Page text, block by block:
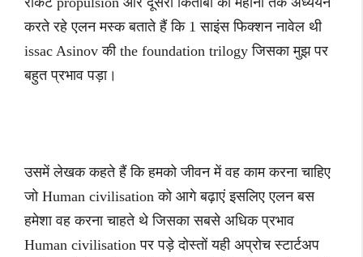
करते रहे एलन मस्क बताते हैं कि 1 साइंस फिक्शन नावेल थी
issac Asinov की the foundation trilogy जिसका मुझ पर
बहुत प्रभाव पड़ा।
उसमें लेखक कहते हैं कि हमको जीवन में वह काम करना चाहिए
जो Human civilisation को आगे बढ़ाएं इसलिए एलन बस
हमेशा वह करना चाहते थे जिसका सबसे अधिक प्रभाव
Human civilisation पर पड़े दोस्तों यही अप्रोच स्टार्टअप